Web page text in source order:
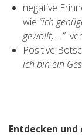
negative
wie “ich
gewollt, …”
Positive
ich bin ein
Entdecken und